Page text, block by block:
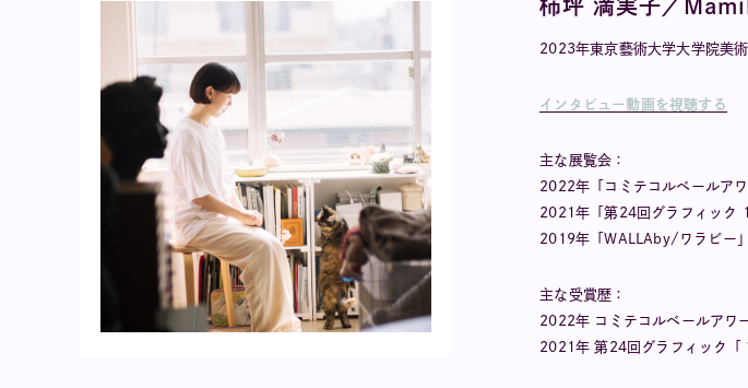
柿坪 満実子／
2023年東京藝術大学大学院美
インタビュー動画を視聴する
主な展覧会：
2022年「コミテコルベールア
2021年「第24回グラフィック
2019年「WALLAby/ワラビー
主な受賞歴：
2022年 コミテコルベールアワ
2021年 第24回グラフィック「